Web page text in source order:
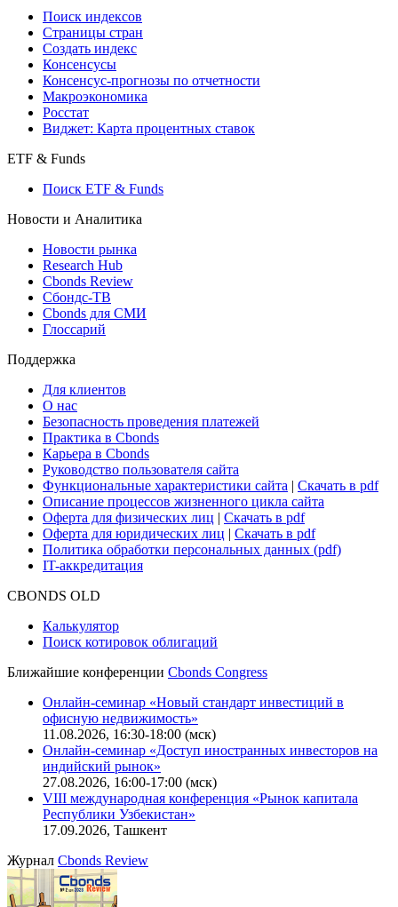
Поиск кредитов
Индексы
Поиск индексов
Страницы стран
Создать индекс
Консенсусы
Консенсус-прогнозы по отчетности
Макроэкономика
Виджет: Карта процентных ставок
ETF & Funds
Поиск ETF & Funds
Новости и Аналитика
Новости рынка
Research Hub
Cbonds Review
Сбондс-ТВ
Глоссарий
Поддержка
Для клиентов
О нас
Безопасность проведения платежей
Практика в Cbonds
Карьера в Cbonds
Руководство пользователя сайта
Функциональные характеристики сайта|Скачать в pdf
Описание процессов жизненного цикла сайта
Оферта для физических лиц
Оферта для юридических лиц
IT-аккредитация
Поиск котировок облигаций
Ближайшие конференцииCbonds Congress
Онлайн-семинар «Новый стандарт инвестиций в
офисную недвижимость»
11.08.2026, 16:30-18:00 (мск)
Онлайн-семинар «Доступ иностранных инвесторов на
индийский рынок»
VIII международная конференция «Рынок капитала
Республики Узбекистан»
17.09.2026, Ташкент